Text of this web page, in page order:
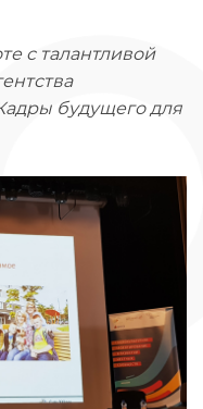
с талантливой
будущего для